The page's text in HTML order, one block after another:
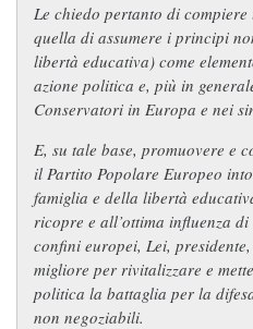
Le chiedo pertanto di
quella di assumere i principi
libertà educativa) come
azione politica e, più in
Conservatori in Europa e nei
E, su tale base, promuovere e
il Partito Popolare Europeo
famiglia e della libertà
ricopre e all’ottima influenza
confini europei, Lei,
migliore per rivitalizzare e
politica la battaglia per la
non negoziabili.